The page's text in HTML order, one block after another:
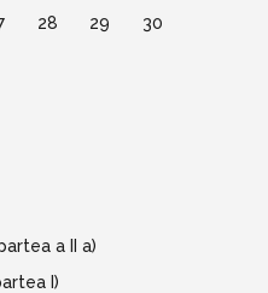
28 29
30
a II a)
I)